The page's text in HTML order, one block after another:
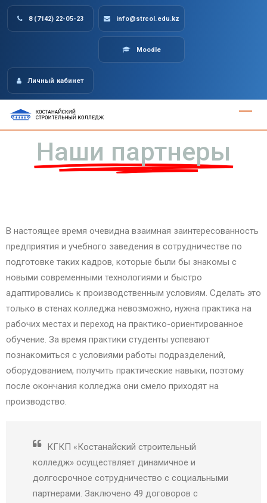
8 (7142) 22-05-23 info@strcol.edu.kz
Moodle
Личный кабинет
Наши партнеры
В настоящее время очевидна взаимная заинтересованность
предприятия и учебного заведения в сотрудничестве по
подготовке таких кадров, которые были бы знакомы с
новыми современными технологиями и быстро
адаптировались к производственным условиям. Сделать это
только в стенах колледжа невозможно, нужна практика на
рабочих местах и переход на практико-ориентированное
обучение. За время практики студенты успевают
познакомиться с условиями работы подразделений,
оборудованием, получить практические навыки, поэтому
после окончания колледжа они смело приходят на
производство.
КГКП «Костанайский строительный
колледж» осуществляет динамичное и
долгосрочное сотрудничество с социальными
партнерами. Заключено 49 договоров с